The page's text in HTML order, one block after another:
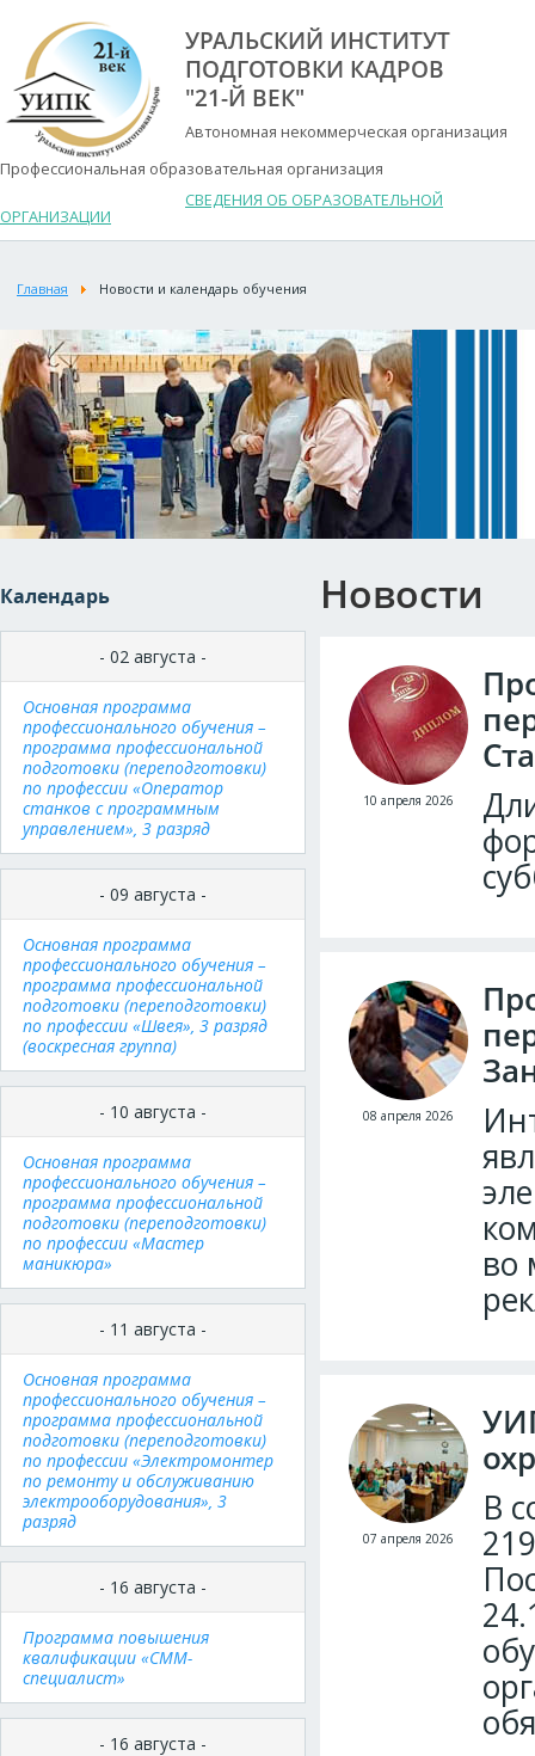
УРАЛЬСКИЙ ИНСТИТУТ
ПОДГОТОВКИ КАДРОВ
"21-Й ВЕК"
Автономная некоммерческая организация
Профессиональная образовательная организация
СВЕДЕНИЯ ОБ ОБРАЗОВАТЕЛЬНОЙ
ОРГАНИЗАЦИИ
Главная Новости и календарь обучения
Календарь
- 02 августа -
Основная программа
профессионального обучения –
программа профессиональной
подготовки (переподготовки)
по профессии «Оператор
станков с программным
управлением», 3 разряд
- 09 августа -
Основная программа
профессионального обучения –
программа профессиональной
подготовки (переподготовки)
по профессии «Швея», 3 разряд
(воскресная группа)
- 10 августа -
Основная программа
профессионального обучения –
программа профессиональной
подготовки (переподготовки)
по профессии «Мастер
маникюра»
- 11 августа -
Основная программа
профессионального обучения –
программа профессиональной
подготовки (переподготовки)
по профессии «Электромонтер
по ремонту и обслуживанию
электрооборудования», 3
разряд
- 16 августа -
Программа повышения
квалификации «СММ-
специалист»
- 16 августа -
Новости
10 апреля 2026
во
08 апреля 2026
В
07 апреля 2026